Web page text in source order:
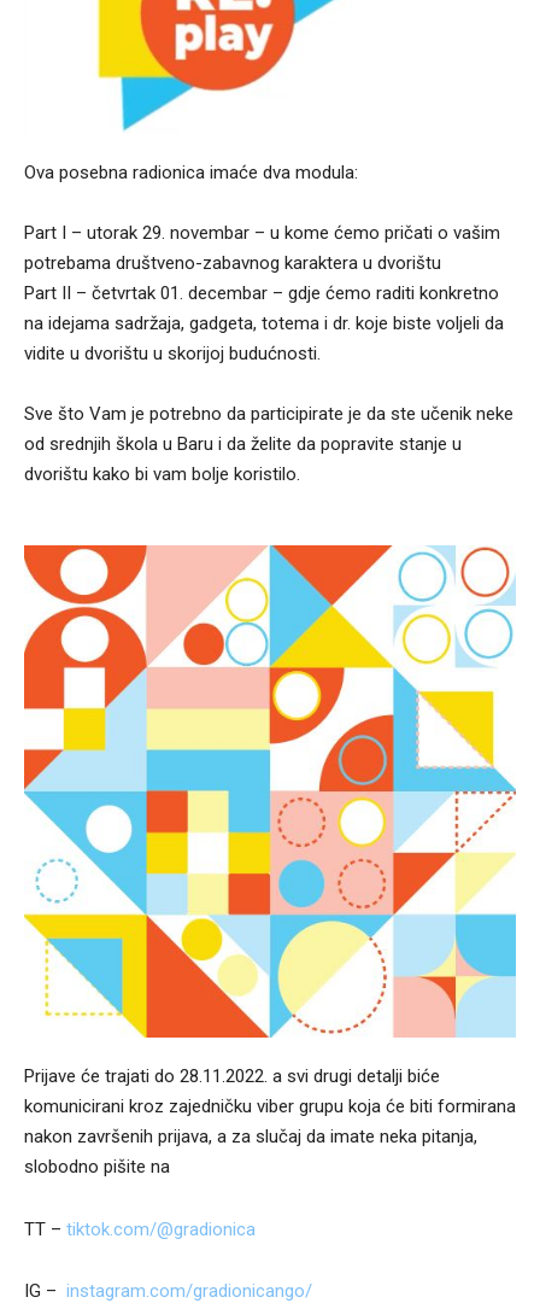
Ova posebna radionica imaće dva modula:
Part I – utorak 29. novembar – u kome ćemo pričati o vašim
potrebama društveno-zabavnog karaktera u dvorištu
Part II – četvrtak 01. decembar – gdje ćemo raditi konkretno
na idejama sadržaja, gadgeta, totema i dr. koje biste voljeli da
vidite u dvorištu u skorijoj budućnosti.
Sve što Vam je potrebno da participirate je da ste učenik neke
od srednjih škola u Baru i da želite da popravite stanje u
dvorištu kako bi vam bolje koristilo.
Prijave će trajati do 28.11.2022. a svi drugi detalji biće
komunicirani kroz zajedničku viber grupu koja će biti formirana
nakon završenih prijava, a za slučaj da imate neka pitanja,
slobodno pišite na
TT – tiktok.com/@gradionica
IG – instagram.com/gradionicango/